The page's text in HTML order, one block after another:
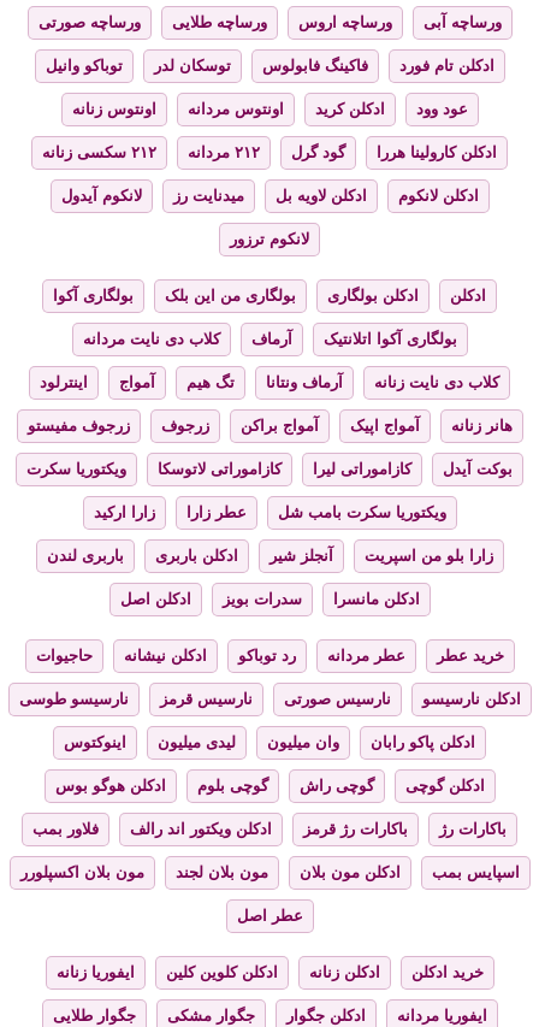
ورساچه آبی ورساچه اروس ورساچه طلایی ورساچه صورتی
ادکلن تام فورد فاکینگ فابولوس توسکان لدر توباکو وانیل
عود وود ادکلن کرید اونتوس مردانه اونتوس زنانه
ادکلن کارولینا هررا گود گرل ۲۱۲ مردانه ۲۱۲ سکسی زنانه
ادکلن لانکوم ادکلن لاویه بل میدنایت رز لانکوم آیدول
لانکوم ترزور
ادکلن ادکلن بولگاری بولگاری من این بلک بولگاری آکوا
بولگاری آکوا اتلانتیک آرماف کلاب دی نایت مردانه
کلاب دی نایت زنانه آرماف ونتانا تگ هیم آمواج اینترلود
هانر زنانه آمواج اپیک آمواج براکن زرجوف زرجوف مفیستو
بوکت آیدل کازاموراتی لیرا کازاموراتی لاتوسکا ویکتوریا سکرت
ویکتوریا سکرت بامب شل عطر زارا زارا ارکید
زارا بلو من اسپریت آنجلز شیر ادکلن باربری باربری لندن
ادکلن مانسرا سدرات بویز ادکلن اصل
خرید عطر عطر مردانه رد توباکو ادکلن نیشانه حاجیوات
ادکلن نارسیسو نارسیس صورتی نارسیس قرمز نارسیسو طوسی
ادکلن پاکو رابان وان میلیون لیدی میلیون اینوکتوس
ادکلن گوچی گوچی راش گوچی بلوم ادکلن هوگو بوس
باکارات رژ باکارات رژ قرمز ادکلن ویکتور اند رالف فلاور بمب
اسپایس بمب ادکلن مون بلان مون بلان لجند مون بلان اکسپلورر
عطر اصل
خرید ادکلن ادکلن زنانه ادکلن کلوین کلین ایفوریا زنانه
ایفوریا مردانه ادکلن جگوار جگوار مشکی جگوار طلایی